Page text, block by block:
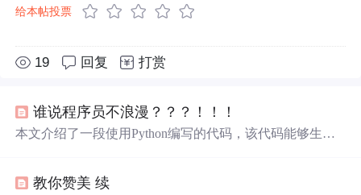
给本帖投票
19 回复 打赏
谁说程序员不浪漫？？？！！！
本文介绍了一段使用Python编写的代码，该代码能够生成
一无二的。
教你赞美 续